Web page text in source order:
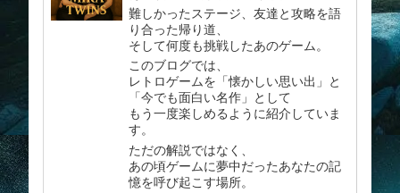
難しかったステージ、友達と攻略を語
り合った帰り道、
そして何度も挑戦したあのゲーム。
このブログでは、
レトロゲームを「懐かしい思い出」と
「今でも面白い名作」として
もう一度楽しめるように紹介していま
す。
ただの解説ではなく、
あの頃ゲームに夢中だったあなたの記
憶を呼び起こす場所。